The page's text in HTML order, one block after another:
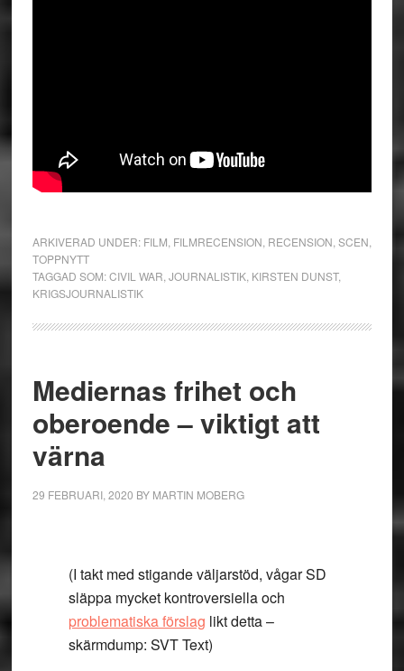
ARKIVERAD UNDER: FILM FILMRECENSION RECENSION SCEN
TOPPNYTT
TAGGAD SOM:CIVIL WAR JOURNALISTIK, KIRSTEN DUNST,
KRIGSJOURNALISTIK
Mediernas frihet och
oberoende – viktigt att
värna
29 FEBRUARI, 2020 BY MARTIN MOBERG
(I takt med stigande väljarstöd, vågar SD
släppa mycket kontroversiella och
problematiska förslag likt detta –
skärmdump: SVT Text)